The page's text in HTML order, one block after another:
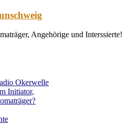
Angehörige und Interssierte!
Okerwelle
Initiator,